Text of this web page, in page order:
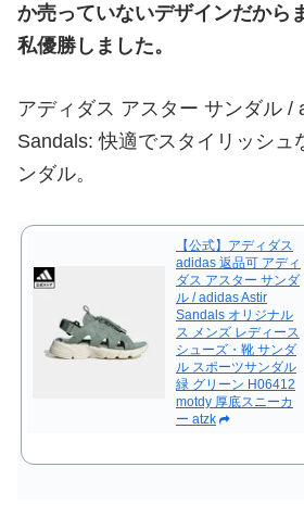
か売っていないデザインだから
私優勝しました。
アディダス アスター サンダル /
Sandals: 快適でスタイリッシュ
ンダル。
【公式】アディダス
adidas 返品可 アディ
ダス アスター サンダ
ル / adidas Astir
Sandals オリジナル
ス メンズ レディース
シューズ・靴 サンダ
ル スポーツサンダル
緑 グリーン H06412
motdy 厚底スニーカ
ー atzk